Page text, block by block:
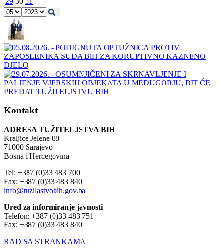
Kontakt
ADRESA TUŽITELJSTVA BIH
Kraljice Jelene 88
71000 Sarajevo
Bosna i Hercegovina
Tel: +387 (0)33 483 700
Fax: +387 (0)33 483 840
info@tuzilastvobih.gov.ba
Ured za informiranje javnosti
Telefon: +387 (0)33 483 751
Fax: +387 (0)33 483 840
RAD SA STRANKAMA